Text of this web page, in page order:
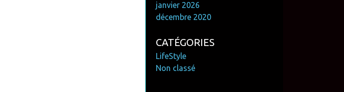
janvier 2026
décembre 2020
CATÉGORIES
LifeStyle
Non classé